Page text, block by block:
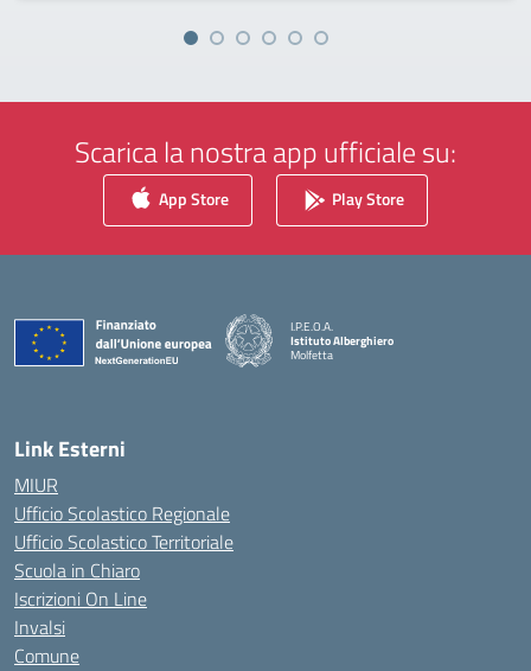
Scarica la nostra app ufficiale su:
App Store Play Store
I.P.E.O.A.
Istituto Alberghiero
Molfetta
Link Esterni
MIUR
Ufficio Scolastico Regionale
Ufficio Scolastico Territoriale
Scuola in Chiaro
Iscrizioni On Line
Invalsi
Comune